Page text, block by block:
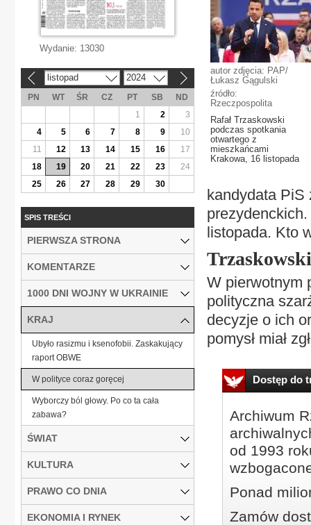
autor zdjęcia: PAP/
Łukasz Gągulski
źródło:
Rzeczpospolita
Rafał Trzaskowski
podczas spotkania
otwartego z
mieszkańcami
Krakowa, 16 listopada
kandydata PiS
listopada. Kto
W pierwotnym
polityczna
decyzje o ich
pomysł miał
Dostęp do
Archiwum
od 1993
Ponad
Zamów
Wydanie: 13030
listopad 2024
PN WT ŚR CZ PT SB
ND
1
2
3
4
5 6 7 8 9
10
11
12 13 14 15 16
17
18
19 20 21 22 23
24
25
26 27 28 29 30
SPIS TREŚCI
PIERWSZA STRONA
KOMENTARZE
1000 DNI WOJNY W UKRAINIE
KRAJ
Ubyło rasizmu i ksenofobii. Zaskakujący
raport OBWE
W polityce coraz goręcej
Wyborczy ból głowy. Po co ta cała
zabawa?
ŚWIAT
KULTURA
PRAWO CO DNIA
EKONOMIA I RYNEK